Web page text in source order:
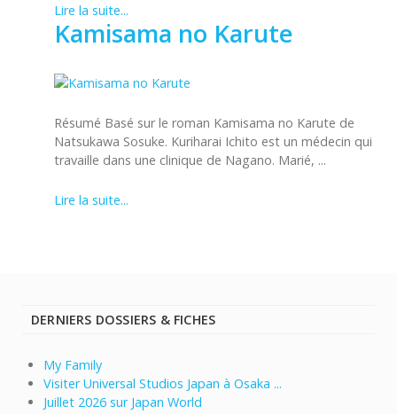
Lire la suite...
Kamisama no Karute
Résumé Basé sur le roman Kamisama no Karute de
Natsukawa Sosuke. Kuriharai Ichito est un médecin qui
travaille dans une clinique de Nagano. Marié, ...
Lire la suite...
DERNIERS DOSSIERS & FICHES
My Family
Visiter Universal Studios Japan à Osaka ...
Juillet 2026 sur Japan World